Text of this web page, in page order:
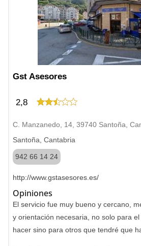
Gst Asesores
2,8
C. Manzanedo, 14, 39740 Santoña,
Santoña, Cantabria
942 66 14 24
http://www.gstasesores.es/
Opiniones
El servicio fue muy bueno y cercano,
y orientación necesaria, no solo para
hacer sino para otros que tendré que